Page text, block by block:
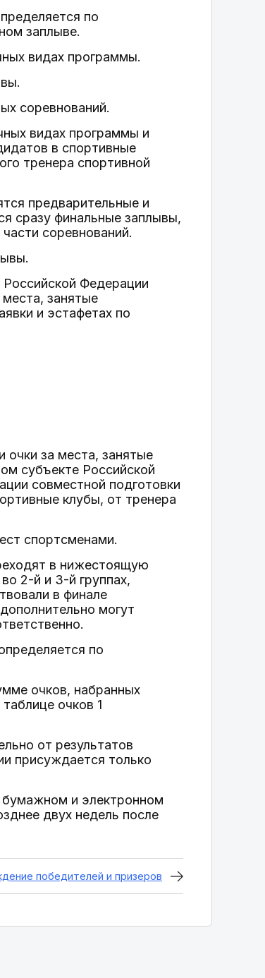
по
заплыве.
видах программы.
соревнований.
видах программы и
в спортивные
тренера спортивной
предварительные и
сразу финальные заплывы,
соревнований.
Федерации
занятые
и эстафетах по
очки за места, занятые
субъекте Российской
совместной подготовки
клубы, от тренера
спортсменами.
в нижестоящую
2-й и 3-й группах,
в финале
могут
по
очков, набранных
очков 1
от результатов
присуждается только
бумажном и электронном
двух недель после
победителей и призеров